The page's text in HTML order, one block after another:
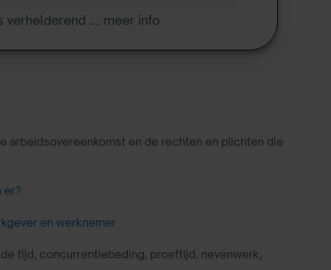
.... meer info
arbeidsovereenkomst en de rechten en plichten die
er?
en werknemer
tijd, concurrentiebeding, proeftijd, nevenwerk,